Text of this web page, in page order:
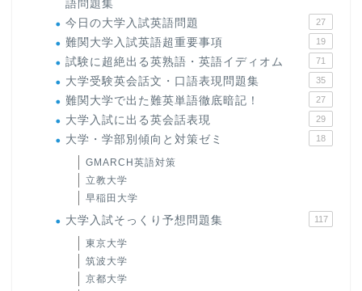
語問題集
今日の大学入試英語問題 27
難関大学入試英語超重要事項 19
試験に超絶出る英熟語・英語イディオム 71
大学受験英会話文・口語表現問題集 35
難関大学で出た難英単語徹底暗記！ 27
大学入試に出る英会話表現 29
大学・学部別傾向と対策ゼミ 18
GMARCH英語対策
立教大学
早稲田大学
大学入試そっくり予想問題集 117
東京大学
筑波大学
京都大学